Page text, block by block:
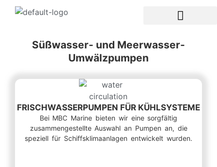
Süßwasser- und Meerwasser-
Umwälzpumpen
FRISCHWASSERPUMPEN FÜR KÜHLSYSTEME
Bei MBC Marine bieten wir eine sorgfältig
zusammengestellte Auswahl an Pumpen an, die
speziell für Schiffsklimaanlagen entwickelt wurden.